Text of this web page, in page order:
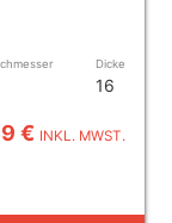
Dicke
16
€ INKL. MWST.